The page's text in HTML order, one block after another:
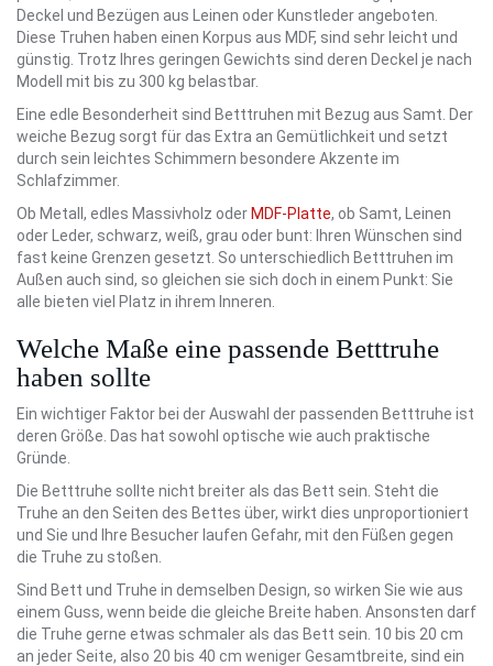
Deckel und Bezügen aus Leinen oder Kunstleder angeboten.
Diese Truhen haben einen Korpus aus MDF, sind sehr leicht und
günstig. Trotz Ihres geringen Gewichts sind deren Deckel je nach
Modell mit bis zu 300 kg belastbar.
Eine edle Besonderheit sind Betttruhen mit Bezug aus Samt. Der
weiche Bezug sorgt für das Extra an Gemütlichkeit und setzt
durch sein leichtes Schimmern besondere Akzente im
Schlafzimmer.
Ob Metall, edles Massivholz oder MDF-Platte, ob Samt, Leinen
oder Leder, schwarz, weiß, grau oder bunt: Ihren Wünschen sind
fast keine Grenzen gesetzt. So unterschiedlich Betttruhen im
Außen auch sind, so gleichen sie sich doch in einem Punkt: Sie
alle bieten viel Platz in ihrem Inneren.
Welche Maße eine passende Betttruhe
haben sollte
Ein wichtiger Faktor bei der Auswahl der passenden Betttruhe ist
deren Größe. Das hat sowohl optische wie auch praktische
Gründe.
Die Betttruhe sollte nicht breiter als das Bett sein. Steht die
Truhe an den Seiten des Bettes über, wirkt dies unproportioniert
und Sie und Ihre Besucher laufen Gefahr, mit den Füßen gegen
die Truhe zu stoßen.
Sind Bett und Truhe in demselben Design, so wirken Sie wie aus
einem Guss, wenn beide die gleiche Breite haben. Ansonsten darf
die Truhe gerne etwas schmaler als das Bett sein. 10 bis 20 cm
an jeder Seite, also 20 bis 40 cm weniger Gesamtbreite, sind ein